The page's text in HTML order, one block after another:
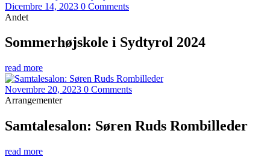
Dicembre 14, 2023 0 Comments
Andet
Sommerhøjskole i Sydtyrol 2024
read more
Novembre 20, 2023 0 Comments
Arrangementer
Samtalesalon: Søren Ruds Rombilleder
read more